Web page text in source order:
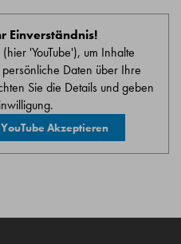
Einverständnis!
'YouTube'), um Inhalte
Daten über Ihre
Sie die Details und geben
YouTube Akzeptieren